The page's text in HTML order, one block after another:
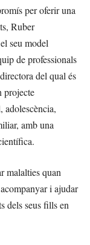
per oferir una
Ruber
seu model
de professionals
del qual és
projecte
amb una
malalties quan
i ajudar
dels seus fills en